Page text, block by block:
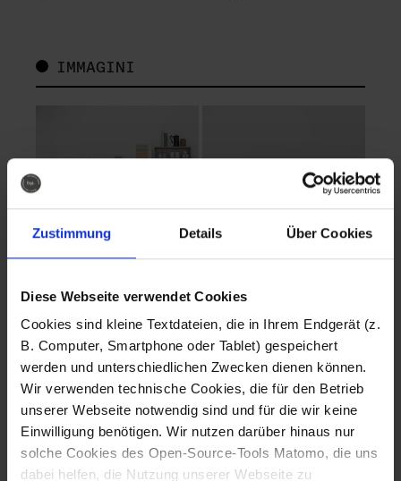
Zustimmung Details Über Cookies
Diese Webseite verwendet Cookies
Cookies sind kleine Textdateien, die in Ihrem Endgerät (z.
B. Computer, Smartphone oder Tablet) gespeichert
werden und unterschiedlichen Zwecken dienen können.
Wir verwenden technische Cookies, die für den Betrieb
unserer Webseite notwendig sind und für die wir keine
Einwilligung benötigen. Wir nutzen darüber hinaus nur
solche Cookies des Open-Source-Tools Matomo, die uns
dabei helfen, die Nutzung unserer Webseite zu
IMMAGINI
Fotografo: Lorenz
Sternbach
Download
Fotografo: Lorenz
Sternbach
Download